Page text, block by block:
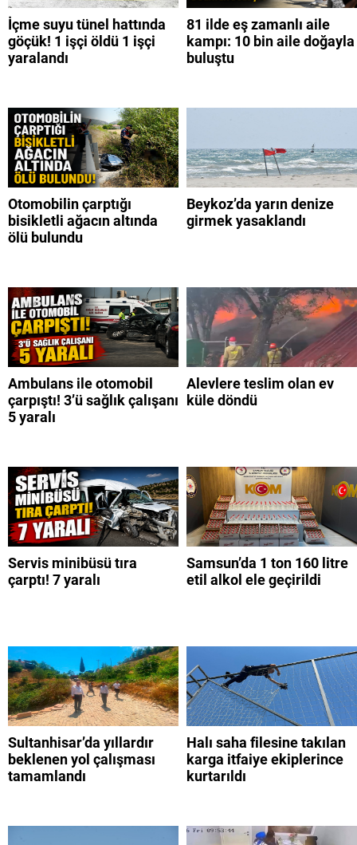
İçme suyu tünel hattında
göçük! 1 işçi öldü 1 işçi
yaralandı
81 ilde eş zamanlı aile
kampı: 10 bin aile doğayla
buluştu
Otomobilin çarptığı
bisikletli ağacın altında
ölü bulundu
Beykoz’da yarın denize
girmek yasaklandı
Ambulans ile otomobil
çarpıştı! 3’ü sağlık çalışanı
5 yaralı
Alevlere teslim olan ev
küle döndü
Servis minibüsü tıra
çarptı! 7 yaralı
Samsun’da 1 ton 160 litre
etil alkol ele geçirildi
Sultanhisar’da yıllardır
beklenen yol çalışması
tamamlandı
Halı saha filesine takılan
karga itfaiye ekiplerince
kurtarıldı